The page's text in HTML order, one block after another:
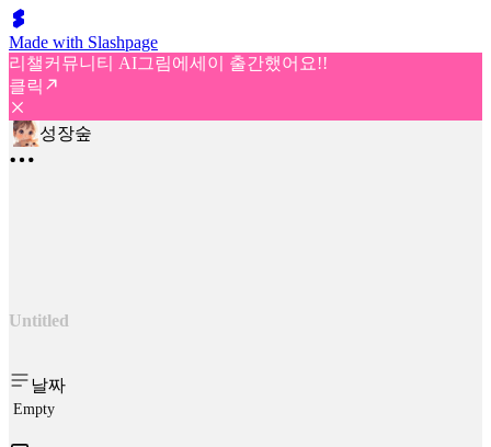
Made with Slashpage
리챌커뮤니티 AI그림에세이 출간했어요!!
클릭
성장숲
Untitled
날짜
Empty